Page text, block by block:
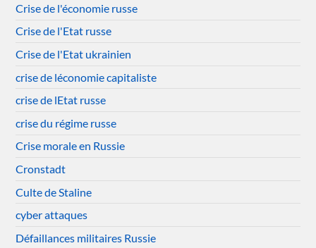
Crise de l'économie russe
Crise de l'Etat russe
Crise de l'Etat ukrainien
crise de léconomie capitaliste
crise de lEtat russe
crise du régime russe
Crise morale en Russie
Cronstadt
Culte de Staline
cyber attaques
Défaillances militaires Russie